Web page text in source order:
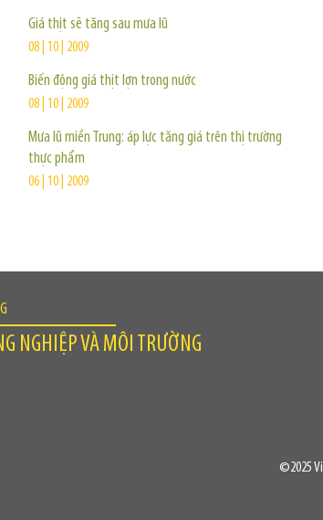
Giá thịt sẽ tăng sau mưa lũ
08 | 10 | 2009
Biến động giá thịt lợn trong nước
08 | 10 | 2009
Mưa lũ miền Trung: áp lực tăng giá trên thị trường
thực phẩm
06 | 10 | 2009
NGHIỆP VÀ MÔI TRƯỜNG
©2025